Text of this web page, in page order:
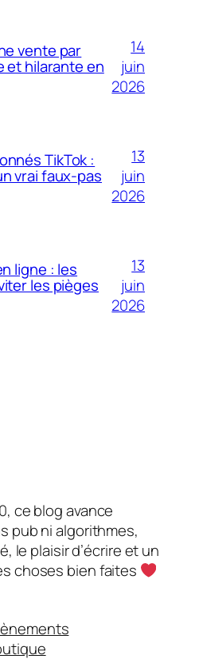
vente par
et hilarante en
14
juin
2026
TikTok :
vrai faux-pas
13
juin
2026
ligne : les
les pièges
13
juin
2026
ce blog avance
pub ni algorithmes,
le plaisir d’écrire et un
choses bien faites